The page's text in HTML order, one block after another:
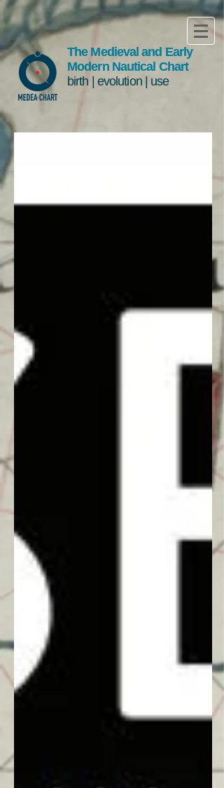
The Medieval and Early
Modern Nautical Chart
birth | evolution | use